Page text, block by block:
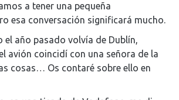
a tener una pequeña
esa conversación significará mucho.
el año pasado volvía de Dublín,
avión coincidí con una señora de la
cosas… Os contaré sobre ello en